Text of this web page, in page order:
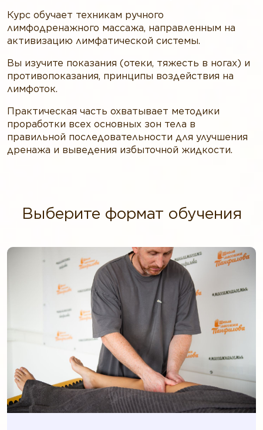
Курс обучает техникам ручного
лимфодренажного массажа, направленным на
активизацию лимфатической системы.
Вы изучите показания (отеки, тяжесть в ногах) и
противопоказания, принципы воздействия на
лимфоток.
Практическая часть охватывает методики
проработки всех основных зон тела в
правильной последовательности для улучшения
дренажа и выведения избыточной жидкости.
Выберите формат обучения